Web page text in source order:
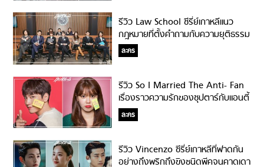
รีวิว Law School ซีรี่ย์เกาหลีแนว
กฎหมายที่ตั้งคำถามกับความยุติธรรม
ในสังคม!
ละคร
รีวิว So I Married The Anti- Fan
เรื่องราวความรักของซุปตาร์กับแอนตี้
แฟนที่หยุดดูไม่ได้!!!
ละคร
รีวิว Vincenzo ซีรี่ย์เกาหลีที่ฟาดกัน
อย่างถึงพริกถึงขิงชนิดพีคจนคาดเดา